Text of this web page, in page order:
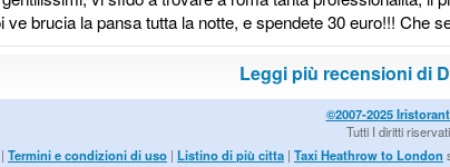
brucia la pansa tutta la notte, e spendete 30 euro!!! Che
Leggi più recensioni di
©2007-2025
Tutti I diritti riservati.
| Termini e condizioni di uso | Listino di più citta | Taxi Heathrow to London